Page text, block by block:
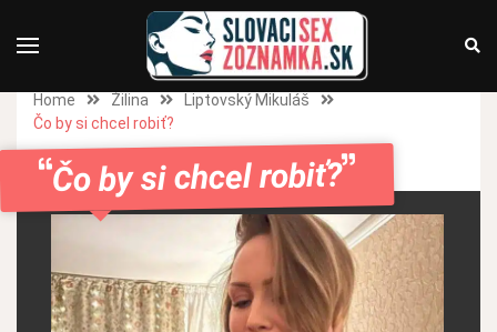
Home Žilina
Liptovský Mikuláš
Čo by si chcel robiť?
Čo by si chcel robiť?